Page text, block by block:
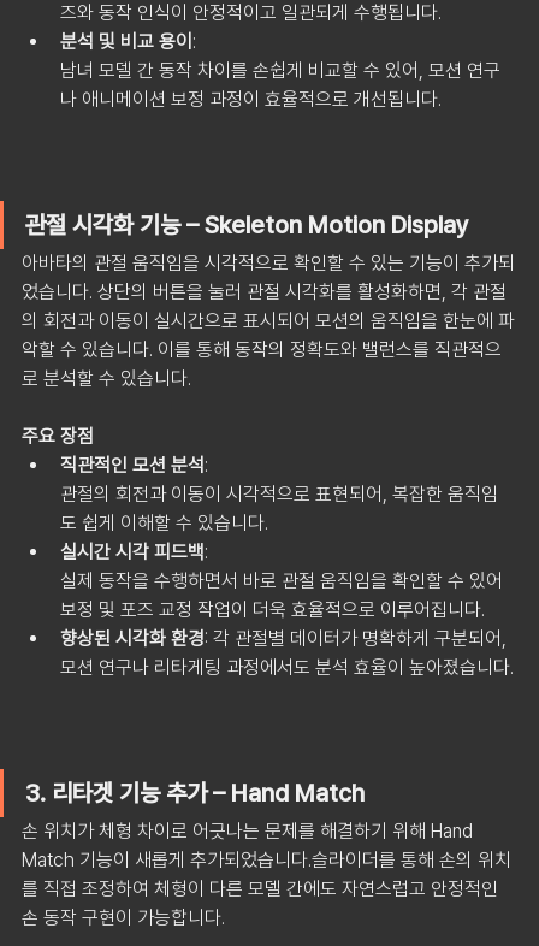
즈와 동작 인식이 안정적이고 일관되게 수행됩니다.
분석 및 비교 용이 :
남녀 모델 간 동작 차이를 손쉽게 비교할 수 있어, 모션 연구
나 애니메이션 보정 과정이 효율적으로 개선됩니다.
관절 시각화 기능 – Skeleton Motion Display
아바타의 관절 움직임을 시각적으로 확인할 수 있는 기능이 추가되
었습니다. 상단의 버튼을 눌러 관절 시각화를 활성화하면, 각 관절
의 회전과 이동이 실시간으로 표시되어 모션의 움직임을 한눈에 파
악할 수 있습니다. 이를 통해 동작의 정확도와 밸런스를 직관적으
로 분석할 수 있습니다.
주요 장점
직관적인 모션 분석:
관절의 회전과 이동이 시각적으로 표현되어, 복잡한 움직임
도 쉽게 이해할 수 있습니다.
실시간 시각 피드백:
실제 동작을 수행하면서 바로 관절 움직임을 확인할 수 있어
보정 및 포즈 교정 작업이 더욱 효율적으로 이루어집니다.
향상된 시각화 환경: 각 관절별 데이터가 명확하게 구분되어,
모션 연구나 리타게팅 과정에서도 분석 효율이 높아졌습니다.
3. 리타겟 기능 추가 – Hand Match
손 위치가 체형 차이로 어긋나는 문제를 해결하기 위해 Hand
Match 기능이 새롭게 추가되었습니다.슬라이더를 통해 손의 위치
를 직접 조정하여 체형이 다른 모델 간에도 자연스럽고 안정적인
손 동작 구현이 가능합니다.